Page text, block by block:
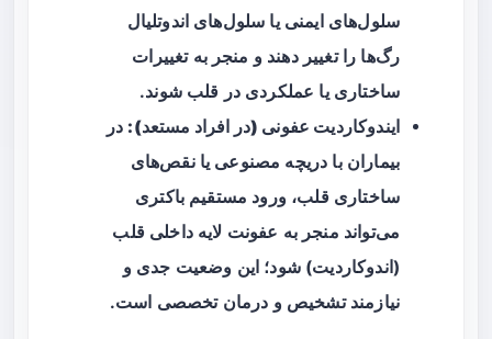
سلول‌های ایمنی یا سلول‌های اندوتلیال
رگ‌ها را تغییر دهند و منجر به تغییرات
ساختاری یا عملکردی در قلب شوند.
ایندوکاردیت عفونی (در افراد مستعد): در
بیماران با دریچه مصنوعی یا نقص‌های
ساختاری قلب، ورود مستقیم باکتری
می‌تواند منجر به عفونت لایه داخلی قلب
(اندوکاردیت) شود؛ این وضعیت جدی و
نیازمند تشخیص و درمان تخصصی است.